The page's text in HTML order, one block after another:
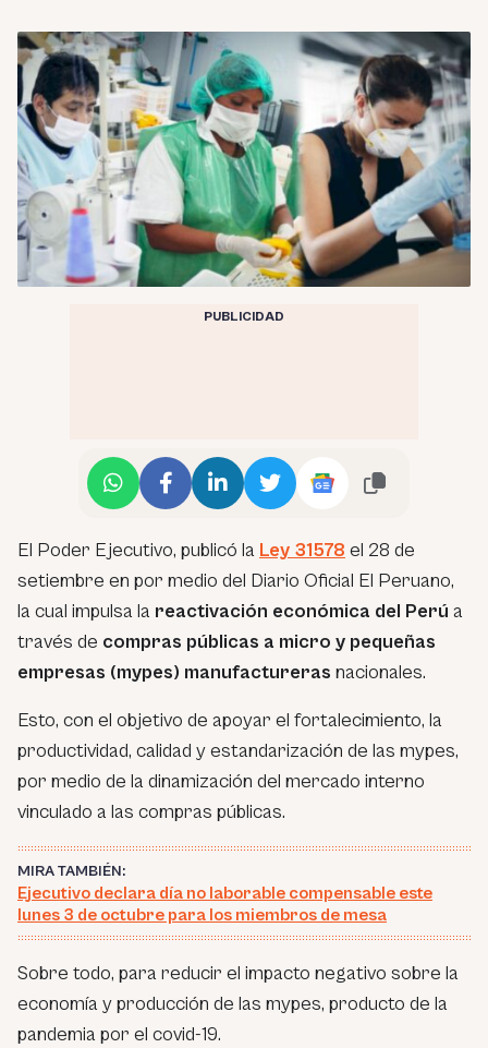
PUBLICIDAD
El Poder Ejecutivo, publicó la Ley 31578 el 28 de
setiembre en por medio del Diario Oficial El Peruano,
la cual impulsa la reactivación económica del Perú a
través de compras públicas a micro y pequeñas
empresas (mypes) manufactureras nacionales.
Esto, con el objetivo de apoyar el fortalecimiento, la
productividad, calidad y estandarización de las mypes,
por medio de la dinamización del mercado interno
vinculado a las compras públicas.
MIRA TAMBIÉN:
Ejecutivo declara día no laborable compensable este
lunes 3 de octubre para los miembros de mesa
Sobre todo, para reducir el impacto negativo sobre la
economía y producción de las mypes, producto de la
pandemia por el covid-19.